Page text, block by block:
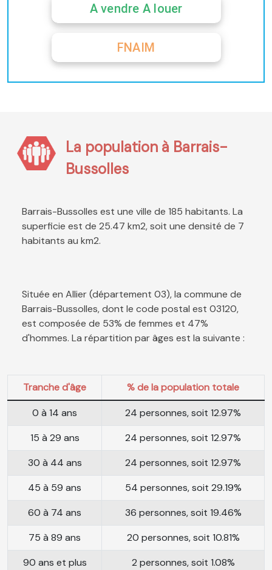
A vendre A louer
FNAIM
La population à Barrais-
Bussolles
Barrais-Bussolles est une ville de 185 habitants. La
superficie est de 25.47 km2, soit une densité de 7
habitants au km2.
Située en Allier (département 03), la commune de
Barrais-Bussolles, dont le code postal est 03120,
est composée de 53% de femmes et 47%
d'hommes. La répartition par âges est la suivante :
Tranche d'âge
% de la population totale
0 à 14 ans
24 personnes, soit 12.97%
15 à 29 ans
24 personnes, soit 12.97%
30 à 44 ans
24 personnes, soit 12.97%
45 à 59 ans
54 personnes, soit 29.19%
60 à 74 ans
36 personnes, soit 19.46%
75 à 89 ans
20 personnes, soit 10.81%
90 ans et plus
2 personnes, soit 1.08%